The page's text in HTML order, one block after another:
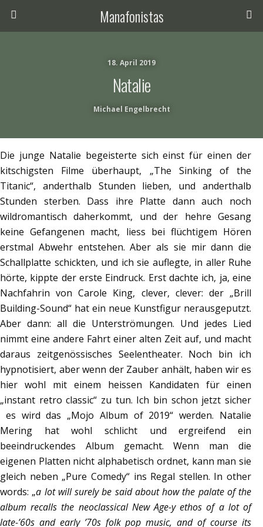
Manafonistas
18. April 2019
Natalie
Michael Engelbrecht
Die junge Natalie begeisterte sich einst für einen der
kitschigsten Filme überhaupt, „The Sinking of the
Titanic“, anderthalb Stunden lieben, und anderthalb
Stunden sterben. Dass ihre Platte dann auch noch
wildromantisch daherkommt, und der hehre Gesang
keine Gefangenen macht, liess bei flüchtigem Hören
erstmal Abwehr entstehen. Aber als sie mir dann die
Schallplatte schickten, und ich sie auflegte, in aller Ruhe
hörte, kippte der erste Eindruck. Erst dachte ich, ja, eine
Nachfahrin von Carole King, clever, clever: der „Brill
Building-Sound“ hat ein neue Kunstfigur nerausgeputzt.
Aber dann: all die Unterströmungen. Und jedes Lied
nimmt eine andere Fahrt einer alten Zeit auf, und macht
daraus zeitgenössisches Seelentheater. Noch bin ich
hypnotisiert, aber wenn der Zauber anhält, haben wir es
hier wohl mit einem heissen Kandidaten für einen
„instant retro classic“ zu tun. Ich bin schon jetzt sicher
es wird das „Mojo Album of 2019“ werden. Natalie
Mering hat wohl schlicht und ergreifend ein
beeindruckendes Album gemacht. Wenn man die
eigenen Platten nicht alphabetisch ordnet, kann man sie
gleich neben „Pure Comedy“ ins Regal stellen. In other
words: „a lot will surely be said about how the palate of the
album recalls the neoclassical New Age-y ethos of a lot of
late-’60s and early ’70s folk pop music, and of course its